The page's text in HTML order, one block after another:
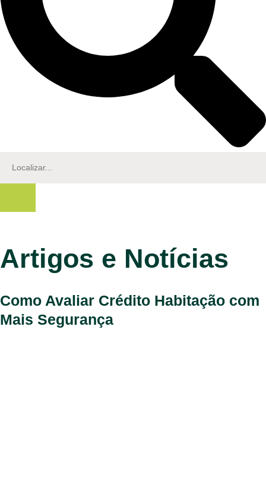
Artigos e Notícias
Como Avaliar Crédito Habitação com
Mais Segurança